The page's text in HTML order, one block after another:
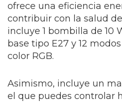
ofrece una eficiencia
contribuir con la salud
incluye 1 bombilla de 10
base tipo E27 y 12
color RGB.
Asimismo, incluye un
el que puedes controlar